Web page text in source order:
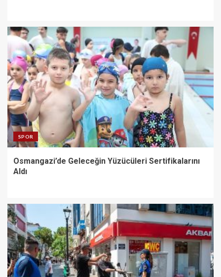
SPOR
Osmangazi’de Geleceğin Yüzücüleri Sertifikalarını
Aldı